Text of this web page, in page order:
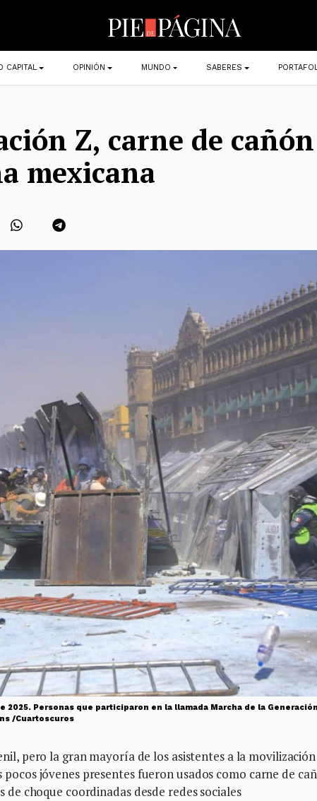
CAPITAL OPINIÓN MUNDO SABERES
Z, carne de
mexicana
2025. Personas que participaron en la llamada Marcha de la
/Cuartoscuros
pero la gran mayoría de los asistentes a la movilización
jóvenes presentes fueron usados como carne de
choque coordinadas desde redes sociales